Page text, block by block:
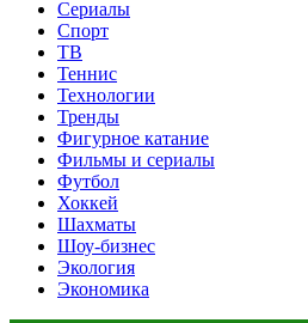
Сериалы
Спорт
ТВ
Теннис
Технологии
Тренды
Фигурное катание
Фильмы и сериалы
Футбол
Хоккей
Шахматы
Шоу-бизнес
Экология
Экономика